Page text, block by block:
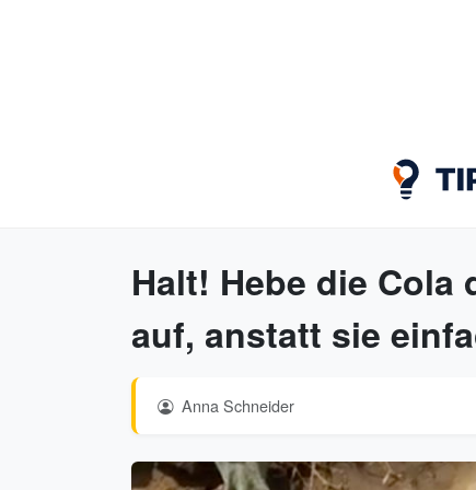
Halt! Hebe die
auf, anstatt sie
Anna Schneider